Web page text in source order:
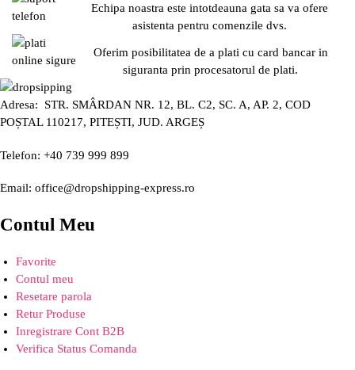
Echipa noastra este intotdeauna gata sa va ofere
asistenta pentru comenzile dvs.
Oferim posibilitatea de a plati cu card bancar in
siguranta prin procesatorul de plati.
Adresa: STR. SMÂRDAN NR. 12, BL. C2, SC. A, AP. 2, COD
POȘTAL 110217, PITEȘTI, JUD. ARGEȘ
Telefon: +40 739 999 899
Email: office@dropshipping-express.ro
Contul Meu
Favorite
Contul meu
Resetare parola
Retur Produse
Inregistrare Cont B2B
Verifica Status Comanda